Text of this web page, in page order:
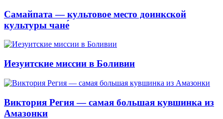
Самайпата — культовое место доинкской
культуры чане́
Иезуитские миссии в Боливии
Виктория Регия — самая большая кувшинка из
Амазонки